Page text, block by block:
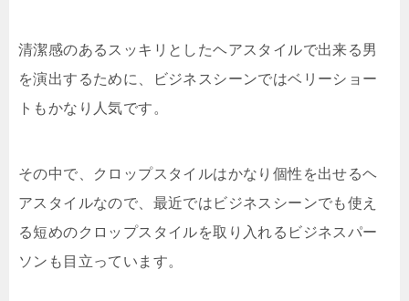
清潔感のあるスッキリとしたヘアスタイルで出来る男
を演出するために、ビジネスシーンではベリーショー
トもかなり人気です。
その中で、クロップスタイルはかなり個性を出せるヘ
アスタイルなので、最近ではビジネスシーンでも使え
る短めのクロップスタイルを取り入れるビジネスパー
ソンも目立っています。